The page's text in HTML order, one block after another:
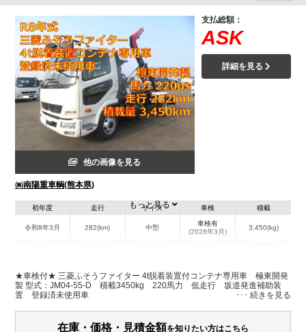
他の画像を見る
㈱南陽重車輌(熊本県)
支払総額：
ASK
詳細を見る
初年度
令和8年3月
走行
282(km)
サイズ
中型
車検
車検有
(2028年3月)
積載
3,450(kg)
熊本県
W:2,210
H:2,410
無
パワステ パワーウィンドウ 電動格納ミラー バックモニター
もっと見る
★車検付★ 三菱ふそうファイター 4t脱着装置付コンテナ専用車 極東開発
製 型式：JM04-55-D 積載3450kg 220馬力 低走行 坂道発進補助装
置 登録済未使用車
在庫・価格・見積金額を知りたい方はこちら